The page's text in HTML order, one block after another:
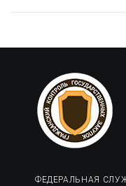
ФЕДЕРАЛЬНАЯ